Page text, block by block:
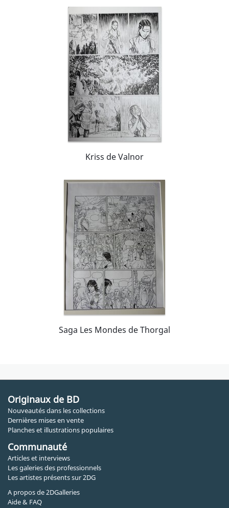
Kriss de Valnor
Saga Les Mondes de Thorgal
Originaux de BD
Nouveautés dans les collections
Dernières mises en vente
Planches et illustrations populaires
Communauté
Articles et interviews
Les galeries des professionnels
Les artistes présents sur 2DG
A propos de 2DGalleries
Aide & FAQ